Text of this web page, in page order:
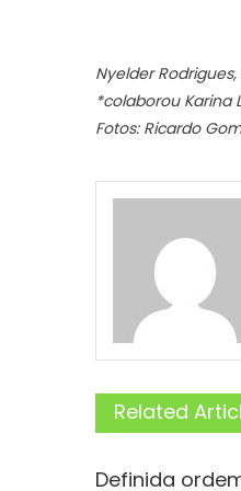
Nyelder
*colaborou Karina
Fotos: Ricardo
Related
Definida